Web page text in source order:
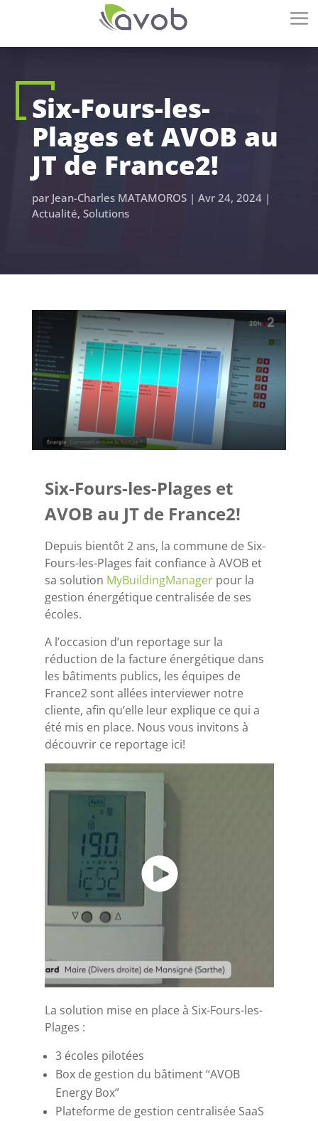
Six-Fours-les-
Plages et AVOB au
JT de France2!
par Jean-Charles MATAMOROS| Avr 24, 2024|
Actualité, Solutions
Six-Fours-les-Plages et
AVOB au JT de France2!
Depuis bientôt 2 ans, la commune de Six-
Fours-les-Plages fait confiance à AVOB et
sa solution MyBuildingManagerpour la
gestion énergétique centralisée de ses
écoles.
A l’occasion d’un reportage sur la
réduction de la facture énergétique dans
les bâtiments publics, les équipes de
France2 sont allées interviewer notre
cliente, afin qu’elle leur explique ce qui a
été mis en place. Nous vous invitons à
découvrir ce reportage ici!
La solution mise en place à Six-Fours-les-
Plages :
3 écoles pilotées
Box de gestion du bâtiment “AVOB
Energy Box”
Plateforme de gestion centralisée SaaS